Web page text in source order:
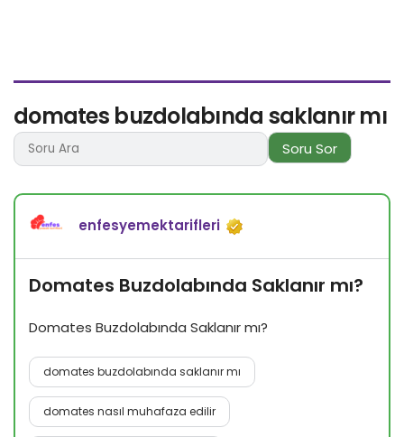
domates buzdolabında saklanır mı
Soru Sor
enfesyemektarifleri
Domates Buzdolabında Saklanır mı?
Domates Buzdolabında Saklanır mı?
domates buzdolabında saklanır mı
domates nasıl muhafaza edilir